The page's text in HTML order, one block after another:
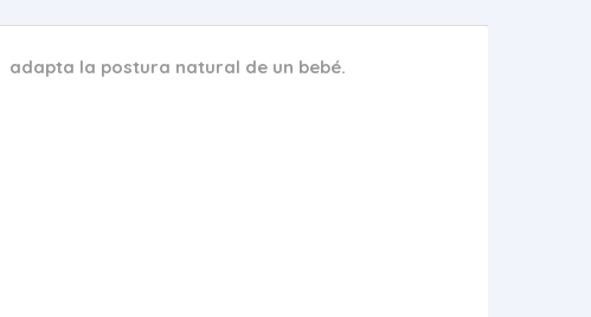
adapta la postura natural de un bebé.